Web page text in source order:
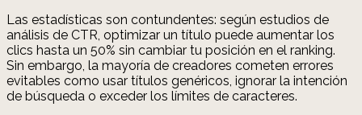
Las estadísticas son contundentes: según estudios de
análisis de CTR, optimizar un título puede aumentar los
clics hasta un 50% sin cambiar tu posición en el ranking.
Sin embargo, la mayoría de creadores cometen errores
evitables como usar títulos genéricos, ignorar la intención
de búsqueda o exceder los límites de caracteres.